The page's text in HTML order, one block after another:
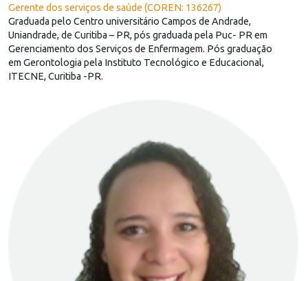
Gerente dos serviços de saúde (COREN: 136267)
Graduada pelo Centro universitário Campos de Andrade,
Uniandrade, de Curitiba – PR, pós graduada pela Puc- PR em
Gerenciamento dos Serviços de Enfermagem. Pós graduação
em Gerontologia pela Instituto Tecnológico e Educacional,
ITECNE, Curitiba -PR.